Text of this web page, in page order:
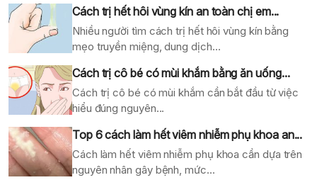
Cách trị hết hôi vùng kín an toàn chị em...
Nhiều người tìm cách trị hết hôi vùng kín bằng
mẹo truyền miệng, dung dịch...
Cách trị cô bé có mùi khắm bằng ăn uống...
Cách trị cô bé có mùi khắm cần bắt đầu từ việc
hiểu đúng nguyên...
Top 6 cách làm hết viêm nhiễm phụ khoa an...
Cách làm hết viêm nhiễm phụ khoa cần dựa trên
nguyên nhân gây bệnh, mức...